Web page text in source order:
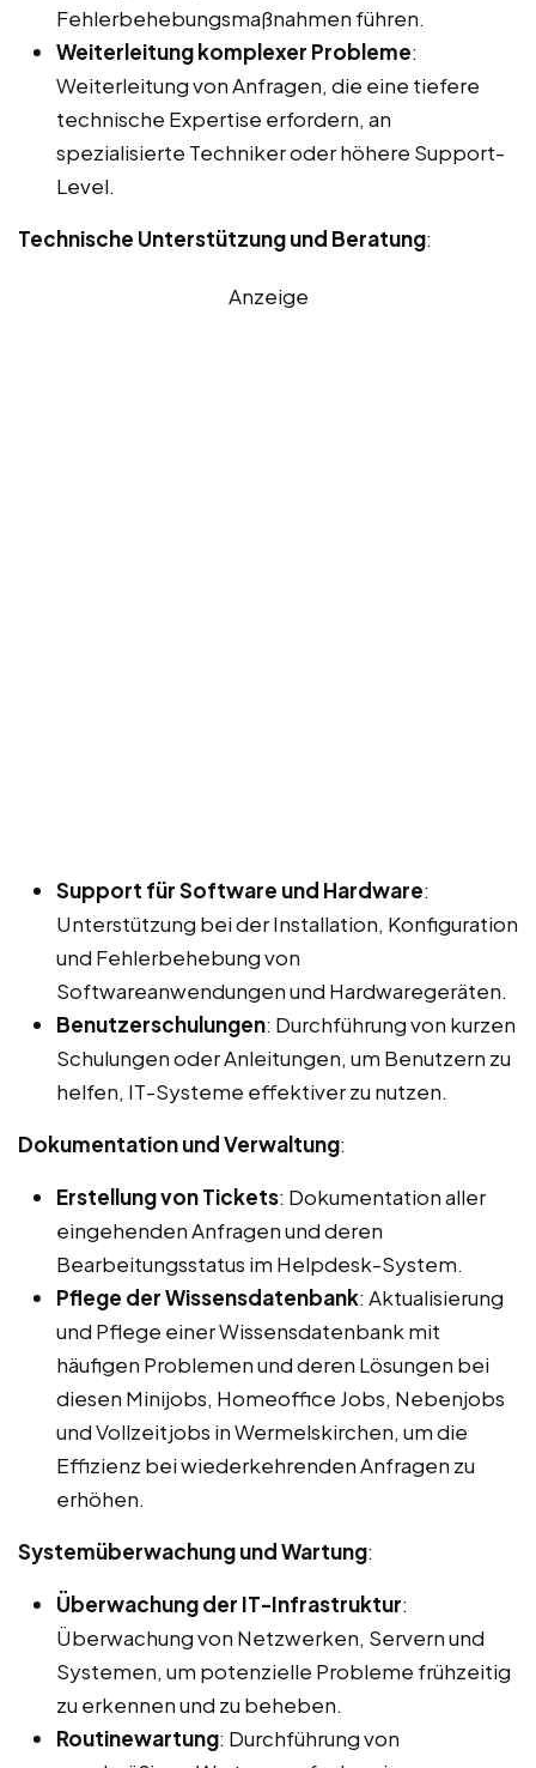
Fehlerbehebungsmaßnahmen führen.
Weiterleitung komplexer Probleme:
Weiterleitung von Anfragen, die eine tiefere
technische Expertise erfordern, an
spezialisierte Techniker oder höhere Support-
Level.
Technische Unterstützung und Beratung:
Anzeige
Support für Software und Hardware:
Unterstützung bei der Installation, Konfiguration
und Fehlerbehebung von
Softwareanwendungen und Hardwaregeräten.
Benutzerschulungen: Durchführung von kurzen
Schulungen oder Anleitungen, um Benutzern zu
helfen, IT-Systeme effektiver zu nutzen.
Dokumentation und Verwaltung:
Erstellung von Tickets: Dokumentation aller
eingehenden Anfragen und deren
Bearbeitungsstatus im Helpdesk-System.
Pflege der Wissensdatenbank: Aktualisierung
und Pflege einer Wissensdatenbank mit
häufigen Problemen und deren Lösungen bei
diesen Minijobs, Homeoffice Jobs, Nebenjobs
und Vollzeitjobs in Wermelskirchen, um die
Effizienz bei wiederkehrenden Anfragen zu
erhöhen.
Systemüberwachung und Wartung:
Überwachung der IT-Infrastruktur:
Überwachung von Netzwerken, Servern und
Systemen, um potenzielle Probleme frühzeitig
zu erkennen und zu beheben.
Routinewartung: Durchführung von